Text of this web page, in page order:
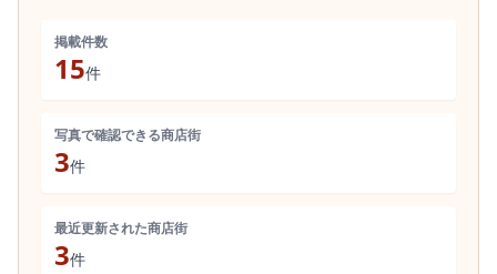
掲載件数
15件
写真で確認できる商店街
3件
最近更新された商店街
3件